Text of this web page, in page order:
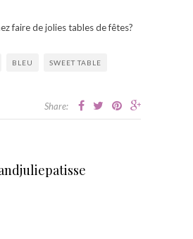
faire de jolies tables de fêtes?
BLEU SWEET TABLE
Share: